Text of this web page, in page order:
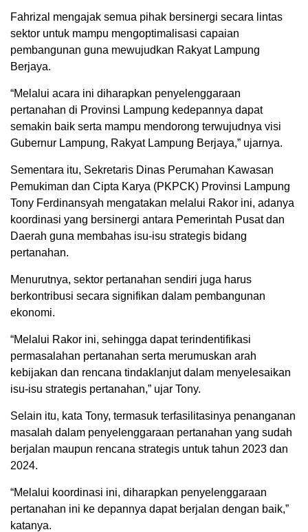
Fahrizal mengajak semua pihak bersinergi secara lintas
sektor untuk mampu mengoptimalisasi capaian
pembangunan guna mewujudkan Rakyat Lampung
Berjaya.
“Melalui acara ini diharapkan penyelenggaraan
pertanahan di Provinsi Lampung kedepannya dapat
semakin baik serta mampu mendorong terwujudnya visi
Gubernur Lampung, Rakyat Lampung Berjaya,” ujarnya.
Sementara itu, Sekretaris Dinas Perumahan Kawasan
Pemukiman dan Cipta Karya (PKPCK) Provinsi Lampung
Tony Ferdinansyah mengatakan melalui Rakor ini, adanya
koordinasi yang bersinergi antara Pemerintah Pusat dan
Daerah guna membahas isu-isu strategis bidang
pertanahan.
Menurutnya, sektor pertanahan sendiri juga harus
berkontribusi secara signifikan dalam pembangunan
ekonomi.
“Melalui Rakor ini, sehingga dapat terindentifikasi
permasalahan pertanahan serta merumuskan arah
kebijakan dan rencana tindaklanjut dalam menyelesaikan
isu-isu strategis pertanahan,” ujar Tony.
Selain itu, kata Tony, termasuk terfasilitasinya penanganan
masalah dalam penyelenggaraan pertanahan yang sudah
berjalan maupun rencana strategis untuk tahun 2023 dan
2024.
“Melalui koordinasi ini, diharapkan penyelenggaraan
pertanahan ini ke depannya dapat berjalan dengan baik,”
katanya.